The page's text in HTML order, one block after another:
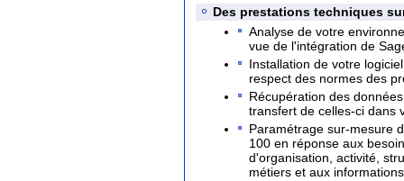
Des prestations techniques
Analyse de votre
vue de l'intégration de
Installation de votre
respect des normes des
Récupération des
transfert de celles-ci dans
Paramétrage sur-mesure
100 en réponse aux
d'organisation, activité,
métiers et aux